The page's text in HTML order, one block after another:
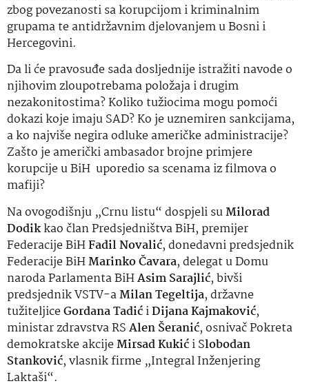
zbog povezanosti sa korupcijom i kriminalnim
grupama te antidržavnim djelovanjem u Bosni i
Hercegovini.
Da li će pravosuđe sada dosljednije istražiti navode o
njihovim zloupotrebama položaja i drugim
nezakonitostima? Koliko tužiocima mogu pomoći
dokazi koje imaju SAD? Ko je uznemiren sankcijama,
a ko najviše negira odluke američke administracije?
Zašto je američki ambasador brojne primjere
korupcije u BiH uporedio sa scenama iz filmova o
mafiji?
Na ovogodišnju „Crnu listu“ dospjeli suMilorad
Dodikkao član Predsjedništva BiH, premijer
Federacije BiHFadil Novalić, donedavni predsjednik
Federacije BiHMarinko Čavara, delegat u Domu
naroda Parlamenta BiHAsim Sarajlić, bivši
predsjednik VSTV-aMilan Tegeltija, državne
tužiteljiceGordana TadićiDijana Kajmaković,
ministar zdravstva RSAlen Šeranić, osnivač Pokreta
demokratske akcijeMirsad Kukići Slobodan
Stanković, vlasnik firme „Integral Inženjering
Laktaši“.